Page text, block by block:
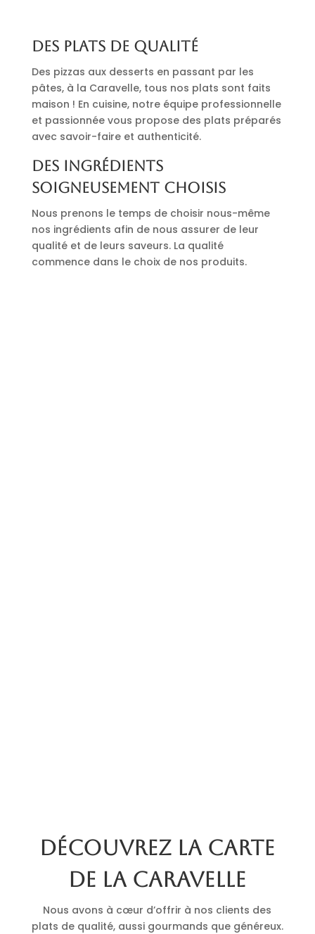
Des plats de qualité
Des pizzas aux desserts en passant par les
pâtes, à la Caravelle, tous nos plats sont faits
maison ! En cuisine, notre équipe professionnelle
et passionnée vous propose des plats préparés
avec savoir-faire et authenticité.
Des ingrédients
soigneusement choisis
Nous prenons le temps de choisir nous-même
nos ingrédients afin de nous assurer de leur
qualité et de leurs saveurs. La qualité
commence dans le choix de nos produits.
Découvrez la carte
de La Caravelle
Nous avons à cœur d’offrir à nos clients des
plats de qualité, aussi gourmands que généreux.